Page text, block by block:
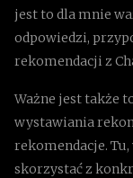
jest to dla mnie
odpowiedzi,
rekomendacji z
Ważne jest także
wystawiania
rekomendacje.
skorzystać z